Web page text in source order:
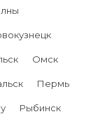
Омск
Пермь
Рыбинск